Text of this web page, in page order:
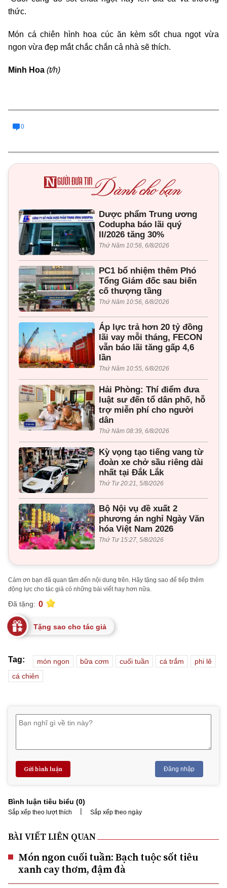
thức.
Món cá chiên hình hoa cúc ăn kèm sốt chua ngọt vừa
ngon vừa đẹp mắt chắc chắn cả nhà sẽ thích.
Minh Hoa (t/h)
0
Dược phẩm Trung ương
Codupha báo lãi quý
II/2026 tăng 30%
Thứ Năm 10:56, 6/8/2026
PC1 bổ nhiệm thêm Phó
Tổng Giám đốc sau biến
cố thượng tầng
Thứ Năm 10:56, 6/8/2026
Áp lực trả hơn 20 tỷ đồng
lãi vay mỗi tháng, FECON
vẫn báo lãi tăng gấp 4,6
lần
Thứ Năm 10:55, 6/8/2026
Hải Phòng: Thí điểm đưa
luật sư đến tổ dân phố, hỗ
trợ miễn phí cho người
dân
Thứ Năm 08:39, 6/8/2026
Kỳ vọng tạo tiếng vang từ
đoàn xe chở sầu riêng dài
nhất tại Đắk Lắk
Thứ Tư 20:21, 5/8/2026
Bộ Nội vụ đề xuất 2
phương án nghỉ Ngày Văn
hóa Việt Nam 2026
Thứ Tư 15:27, 5/8/2026
Cảm ơn bạn đã quan tâm đến nội dung trên. Hãy tặng sao để tiếp thêm
động lực cho tác giả có những bài viết hay hơn nữa.
Đã tặng: 0
Tặng sao cho tác giả
Tag: món ngon bữa cơm cuối tuần cá trắm
phi lê
cá chiên
Gửi bình luận Đăng nhập
Bình luận tiêu biểu (0)
Sắp xếp theo lượt thích | Sắp xếp theo ngày
BÀI VIẾT LIÊN QUAN
Món ngon cuối tuần: Bạch tuộc sốt tiêu
xanh cay thơm, đậm đà